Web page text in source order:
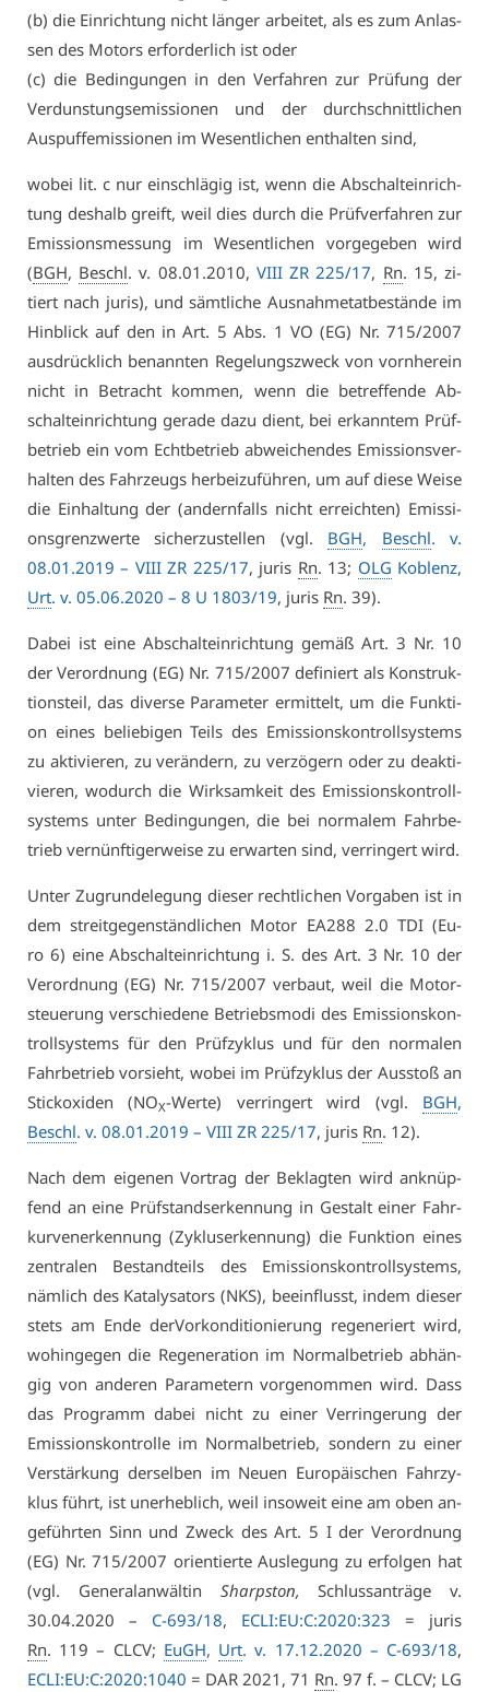
(b) die Ein­rich­tung nicht län­ger ar­bei­tet, als es zum An­las­
sen des Mo­tors er­for­der­lich ist oder
(c) die Be­din­gun­gen in den Ver­fah­ren zur Prü­fung der
Ver­duns­tungs­emis­sio­nen und der durch­schnitt­li­chen
Aus­puff­emis­sio­nen im We­sent­li­chen ent­hal­ten sind,
wo­bei lit. c nur ein­schlä­gig ist, wenn die Ab­schalt­ein­rich­
tung des­halb greift, weil dies durch die Prüf­ver­fah­ren zur
Emis­si­ons­mes­sung im We­sent­li­chen vor­ge­ge­ben wird
(BGH, Beschl. v. 08.01.2010, VI­II ZR 225/17, Rn. 15, zi­
tiert nach ju­ris), und sämt­li­che Aus­nah­me­tat­be­stän­de im
Hin­blick auf den in Art. 5 Abs. 1 VO (EG) Nr. 715/2007
aus­drück­lich be­nann­ten Re­ge­lungs­zweck von vorn­her­ein
nicht in Be­tracht kom­men, wenn die be­tref­fen­de Ab­
schalt­ein­rich­tung ge­ra­de da­zu dient, bei er­kann­tem Prüf­
be­trieb ein vom Echt­be­trieb ab­wei­chen­des Emis­si­ons­ver­
hal­ten des Fahr­zeugs her­bei­zu­füh­ren, um auf die­se Wei­se
die Ein­hal­tung der (an­dern­falls nicht er­reich­ten) Emis­si­
ons­grenz­wer­te si­cher­zu­stel­len (vgl. BGH, Beschl. v.
08.01.2019 – VI­II ZR 225/17, ju­ris Rn. 13; OLG Ko­blenz,
Urt. v. 05.06.2020 – 8 U 1803/19, ju­ris Rn. 39).
Da­bei ist ei­ne Ab­schalt­ein­rich­tung ge­mäß Art. 3 Nr. 10
der Ver­ord­nung (EG) Nr. 715/2007 de­fi­niert als Kon­struk­
ti­ons­teil, das di­ver­se Pa­ra­me­ter er­mit­telt, um die Funk­ti­
on ei­nes be­lie­bi­gen Teils des Emis­si­ons­kon­troll­sys­tems
zu ak­ti­vie­ren, zu ver­än­dern, zu ver­zö­gern oder zu de­ak­ti­
vie­ren, wo­durch die Wirk­sam­keit des Emis­si­ons­kon­troll­
sys­tems un­ter Be­din­gun­gen, die bei nor­ma­lem Fahr­be­
trieb ver­nünf­ti­ger­wei­se zu er­war­ten sind, ver­rin­gert wird.
Un­ter Zu­grun­de­le­gung die­ser recht­li­chen Vor­ga­ben ist in
dem streit­ge­gen­ständ­li­chen Mo­tor EA288 2.0 TDI (Eu­
ro 6) ei­ne Ab­schalt­ein­rich­tung i. S. des Art. 3 Nr. 10 der
Ver­ord­nung (EG) Nr. 715/2007 ver­baut, weil die Mo­tor­
steue­rung ver­schie­de­ne Be­triebs­mo­di des Emis­si­ons­kon­
troll­sys­tems für den Prüf­zy­klus und für den nor­ma­len
Fahr­be­trieb vor­sieht, wo­bei im Prüf­zy­klus der Aus­stoß an
Stick­oxi­den (NOX-Wer­te) ver­rin­gert wird (vgl. BGH,
Beschl. v. 08.01.2019 – VI­II ZR 225/17, ju­ris Rn. 12).
Nach dem ei­ge­nen Vor­trag der Be­klag­ten wird an­knüp­
fend an ei­ne Prüf­stands­er­ken­nung in Ge­stalt ei­ner Fahr­
kur­ven­er­ken­nung (Zy­kluser­ken­nung) die Funk­ti­on ei­nes
zen­tra­len Be­stand­teils des Emis­si­ons­kon­troll­sys­tems,
näm­lich des Ka­ta­ly­sa­tors (NKS), be­ein­flusst, in­dem die­ser
stets am En­de der­Vor­kon­di­tio­nie­rung re­ge­ne­riert wird,
wo­hin­ge­gen die Re­ge­ne­ra­ti­on im Nor­mal­be­trieb ab­hän­
gig von an­de­ren Pa­ra­me­tern vor­ge­nom­men wird. Dass
das Pro­gramm da­bei nicht zu ei­ner Ver­rin­ge­rung der
Emis­si­ons­kon­trol­le im Nor­mal­be­trieb, son­dern zu ei­ner
Ver­stär­kung der­sel­ben im Neu­en Eu­ro­päi­schen Fahr­zy­
klus führt, ist un­er­heb­lich, weil in­so­weit ei­ne am oben an­
ge­führ­ten Sinn und Zweck des Art. 5 I der Ver­ord­nung
(EG) Nr. 715/2007 ori­en­tier­te Aus­le­gung zu er­fol­gen hat
(vgl. Ge­ne­ral­an­wäl­tin Sharps­ton, Schluss­an­trä­ge v.
30.04.2020 – C-693/18, ECLI:EU:C:2020:323 = ju­ris
Rn. 119 – CLCV; EuGH, Urt. v. 17.12.2020 – C-693/18,
ECLI:EU:C:2020:1040 = DAR 2021, 71 Rn. 97 f. – CLCV; LG